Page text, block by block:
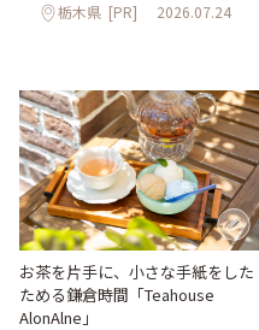
栃木県 [PR] 2026.07.24
お茶を片手に、小さな手紙をした
ためる鎌倉時間「Teahouse
AlonAlne」